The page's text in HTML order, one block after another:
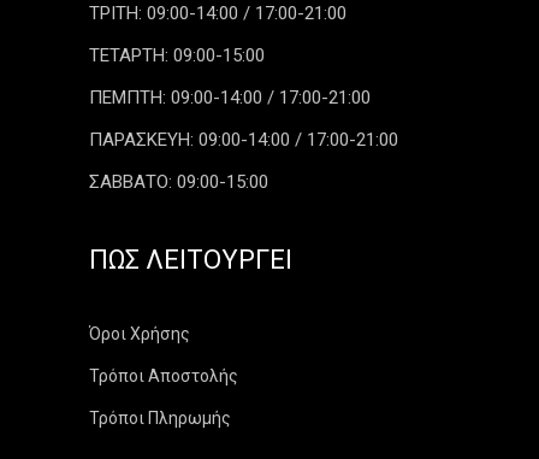
ΤΡΙΤΗ: 09:00-14:00 / 17:00-21:00
ΤΕΤΑΡΤΗ: 09:00-15:00
ΠΕΜΠΤΗ: 09:00-14:00 / 17:00-21:00
ΠΑΡΑΣΚΕΥΗ: 09:00-14:00 / 17:00-21:00
ΣΑΒΒΑΤΟ: 09:00-15:00
ΠΏΣ ΛΕΙΤΟΥΡΓΕΊ
Όροι Χρήσης
Τρόποι Αποστολής
Τρόποι Πληρωμής